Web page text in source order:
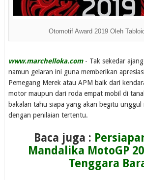
Otomotif Award 2019 Oleh
www.marchelloka.com- Tak sekedar
namun gelaran ini guna memberikan
Pemegang Merek atau APM baik dari
motor maupun dari roda empat mobil di
bakalan tahu siapa yang akan begitu unggul
dengan penilaian tertentu.
Baca juga :
Mandalika MotoGP
Tenggara